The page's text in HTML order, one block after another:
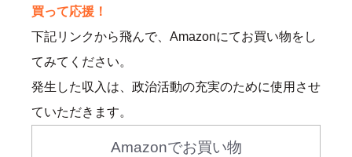
買って応援！
下記リンクから飛んで、Amazonにてお買い物をし
てみてください。
発生した収入は、政治活動の充実のために使用させ
ていただきます。
Amazonでお買い物